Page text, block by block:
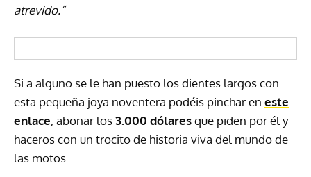
atrevido.”
Si a alguno se le han puesto los dientes largos con
esta pequeña joya noventera podéis pinchar en este
enlace, abonar los3.000 dólaresque piden por él y
haceros con un trocito de historia viva del mundo de
las motos.